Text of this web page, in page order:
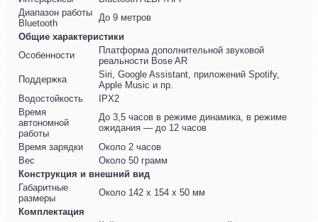
Диапазон работы
Bluetooth
До 9 метров
Общие характеристики
Особенности
Платформа дополнительной звуковой
реальности Bose AR
Поддержка
Siri, Google Assistant, приложений Spotify,
Apple Music и пр.
Водостойкость
IPX2
Время
автономной
работы
До 3,5 часов в режиме динамика, в режиме
ожидания — до 12 часов
Время зарядки
Около 2 часов
Вес
Около 50 грамм
Конструкция и внешний вид
Габаритные
размеры
Около 142 х 154 х 50 мм
Комплектация